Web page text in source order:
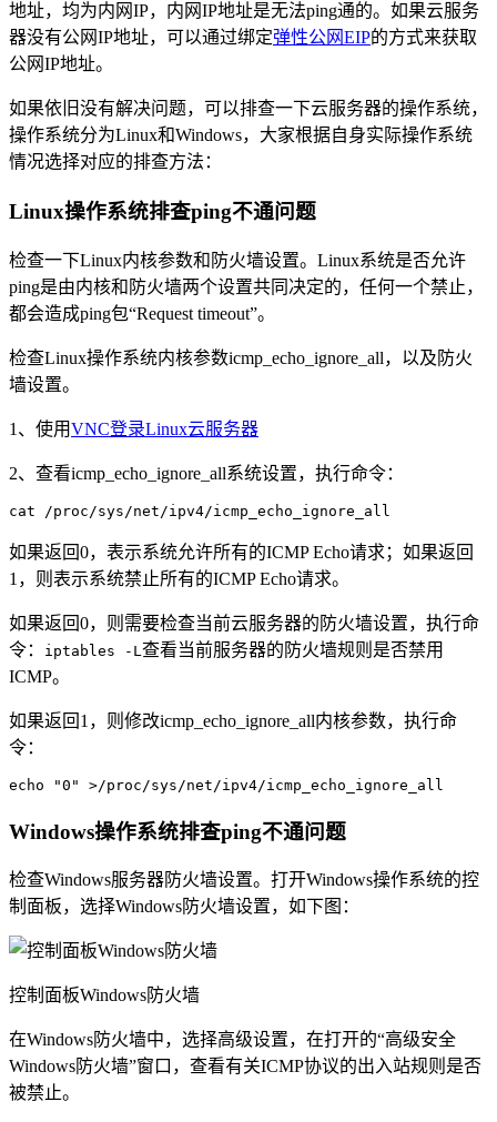
地址，均为内网IP，内网IP地址是无法ping通的。如果云服务
器没有公网IP地址，可以通过绑定弹性公网EIP的方式来获取
公网IP地址。
如果依旧没有解决问题，可以排查一下云服务器的操作系统，
操作系统分为Linux和Windows，大家根据自身实际操作系统
情况选择对应的排查方法：
Linux操作系统排查ping不通问题
检查一下Linux内核参数和防火墙设置。Linux系统是否允许
ping是由内核和防火墙两个设置共同决定的，任何一个禁止，
都会造成ping包“Request timeout”。
检查Linux操作系统内核参数icmp_echo_ignore_all，以及防火
墙设置。
1、使用VNC登录Linux云服务器
2、查看icmp_echo_ignore_all系统设置，执行命令：
cat /proc/sys/net/ipv4/icmp_echo_ignore_all
如果返回0，表示系统允许所有的ICMP Echo请求；如果返回
1，则表示系统禁止所有的ICMP Echo请求。
如果返回0，则需要检查当前云服务器的防火墙设置，执行命
令：
iptables -L 查看当前服务器的防火墙规则是否禁用
ICMP。
如果返回1，则修改icmp_echo_ignore_all内核参数，执行命
令：
echo "0" >/proc/sys/net/ipv4/icmp_echo_ignore_all
Windows操作系统排查ping不通问题
检查Windows服务器防火墙设置。打开Windows操作系统的控
制面板，选择Windows防火墙设置，如下图：
控制面板Windows防火墙
在Windows防火墙中，选择高级设置，在打开的“高级安全
Windows防火墙”窗口，查看有关ICMP协议的出入站规则是否
被禁止。